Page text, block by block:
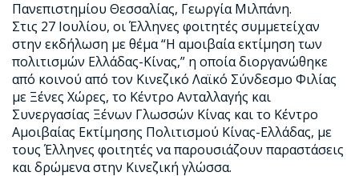
Πανεπιστημίου Θεσσαλίας, Γεωργία Μιλπάνη.
Στις 27 Ιουλίου, οι Έλληνες φοιτητές συμμετείχαν
στην εκδήλωση με θέμα “Η αμοιβαία εκτίμηση των
πολιτισμών Ελλάδας-Κίνας,” η οποία διοργανώθηκε
από κοινού από τον Κινεζικό Λαϊκό Σύνδεσμο Φιλίας
με Ξένες Χώρες, το Κέντρο Ανταλλαγής και
Συνεργασίας Ξένων Γλωσσών Κίνας και το Κέντρο
Αμοιβαίας Εκτίμησης Πολιτισμού Κίνας-Ελλάδας, με
τους Έλληνες φοιτητές να παρουσιάζουν παραστάσεις
και δρώμενα στην Κινεζική γλώσσα.